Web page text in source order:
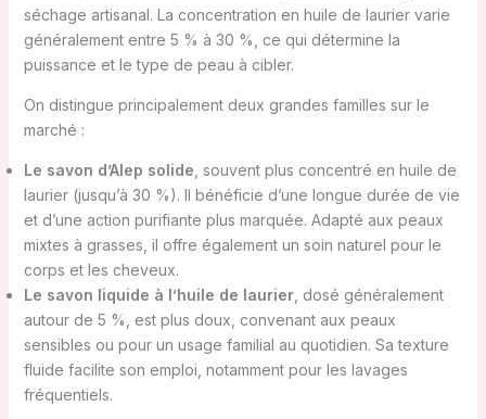
séchage artisanal. La concentration en huile de laurier varie
généralement entre 5 % à 30 %, ce qui détermine la
puissance et le type de peau à cibler.
On distingue principalement deux grandes familles sur le
marché :
Le savon d’Alep solide , souvent plus concentré en huile de
laurier (jusqu’à 30 %). Il bénéficie d’une longue durée de vie
et d’une action purifiante plus marquée. Adapté aux peaux
mixtes à grasses, il offre également un soin naturel pour le
corps et les cheveux.
Le savon liquide à l’huile de laurier, dosé généralement
autour de 5 %, est plus doux, convenant aux peaux
sensibles ou pour un usage familial au quotidien. Sa texture
fluide facilite son emploi, notamment pour les lavages
fréquentiels.